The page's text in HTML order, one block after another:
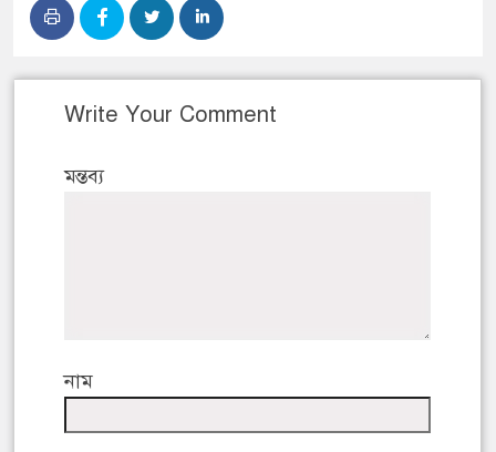
Write Your Comment
মন্তব্য
নাম